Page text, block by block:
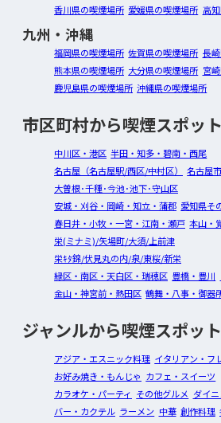
香川県の喫煙場所 愛媛県の喫煙場所 高
九州・沖縄
福岡県の喫煙場所 佐賀県の喫煙場所 長
熊本県の喫煙場所 大分県の喫煙場所 宮
鹿児島県の喫煙場所 沖縄県の喫煙場所
市区町村から喫煙スポッ
中川区・港区 半田・知多・碧南・西尾
名古屋（名古屋駅/西区/中村区）
名古屋
大曽根･千種･今池･池下･守山区
安城・刈谷・岡崎・知立・蒲郡 愛知県そ
春日井・小牧・一宮・江南・瀬戸 本山・
栄(ミナミ)/矢場町/大須/上前津
栄ｷﾀ錦/伏見丸の内/泉/東桜/新栄
緑区・南区・天白区・瑞穂区 豊橋・豊川
金山・神宮前・熱田区 鶴舞・八事・御器
ジャンルから喫煙スポッ
アジア・エスニック料理 イタリアン・フ
お好み焼き・もんじゃ カフェ・スイーツ
カラオケ・パーティ その他グルメ ダイ
バー・カクテル ラーメン 中華 創作料理